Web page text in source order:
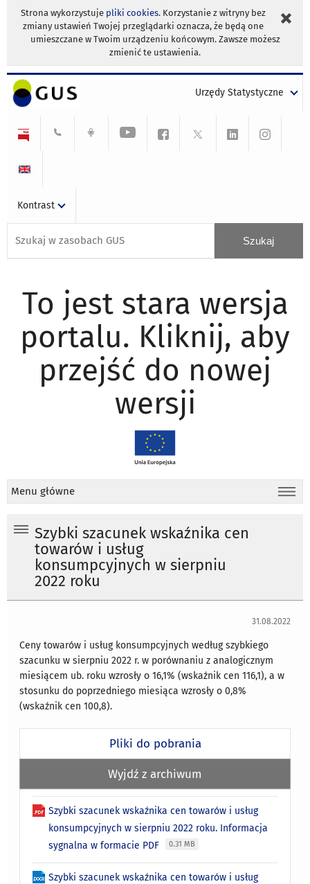
Strona wykorzystuje pliki cookies. Korzystanie z witryny bez
zmiany ustawień Twojej przeglądarki oznacza, że będą one
umieszczane w Twoim urządzeniu końcowym. Zawsze możesz
zmienić te ustawienia.
Urzędy Statystyczne
Kontrast
To jest stara wersja
portalu. Kliknij, aby
przejść do nowej
wersji
Menu główne
Szybki szacunek wskaźnika cen
towarów i usług
konsumpcyjnych w sierpniu
2022 roku
31.08.2022
Ceny towarów i usług konsumpcyjnych według szybkiego
szacunku w sierpniu 2022 r. w porównaniu z analogicznym
miesiącem ub. roku wzrosły o 16,1% (wskaźnik cen 116,1), a w
stosunku do poprzedniego miesiąca wzrosły o 0,8%
(wskaźnik cen 100,8).
Pliki do pobrania
Wyjdź z archiwum
Szybki szacunek wskaźnika cen towarów i usług
konsumpcyjnych w sierpniu 2022 roku. Informacja
sygnalna w formacie PDF
0.31 MB
Szybki szacunek wskaźnika cen towarów i usług